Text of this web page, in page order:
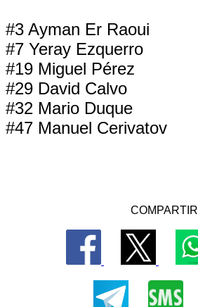
#3 Ayman Er Raoui
#7 Yeray Ezquerro
#19 Miguel Pérez
#29 David Calvo
#32 Mario Duque
#47 Manuel Cerivatov
COMPARTIR